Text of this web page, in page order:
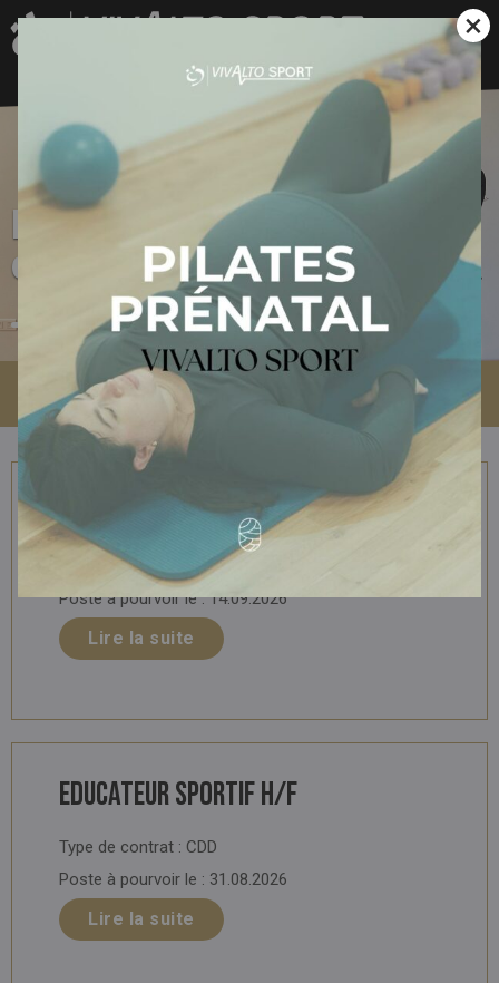
Nos offres
d'emploi
Accueil» Nos offres d’emploi
Stagiaire Educateur Sport H/F
Type de contrat :
Stage
Poste à pourvoir le :14.09.2026
Lire la suite
Educateur sportif H/F
Type de contrat : CDD
Poste à pourvoir le : 31.08.2026
Lire la suite
×